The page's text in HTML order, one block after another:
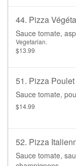
44. Pizza
Sauce tomate,
Vegetarian.
$13.99
51. Pizza
Sauce tomate,
$14.99
52. Pizza
Sauce tomate,